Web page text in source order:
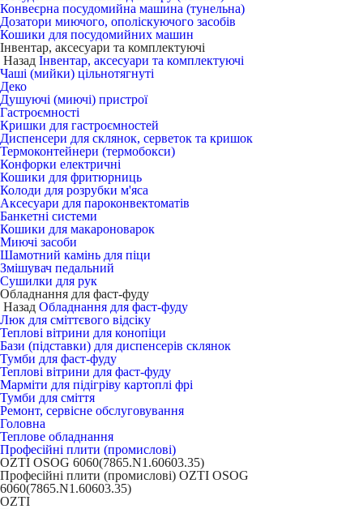
Конвеєрна посудомийна машина (тунельна)
Дозатори миючого, ополіскуючого засобів
Кошики для посудомийних машин
Інвентар, аксесуари та комплектуючі
Назад Інвентар, аксесуари та комплектуючі
Чаші (мийки) цільнотягнуті
Деко
Душуючі (миючі) пристрої
Гастроємності
Кришки для гастроємностей
Диспенсери для склянок, серветок та кришок
Термоконтейнери (термобокси)
Конфорки електричні
Кошики для фритюрниць
Колоди для розрубки м'яса
Аксесуари для пароконвектоматів
Банкетні системи
Кошики для макароноварок
Миючі засоби
Шамотний камінь для піци
Змішувач педальний
Сушилки для рук
Обладнання для фаст-фуду
Назад Обладнання для фаст-фуду
Люк для сміттєвого відсіку
Теплові вітрини для конопіци
Бази (підставки) для диспенсерів склянок
Тумби для фаст-фуду
Теплові вітрини для фаст-фуду
Марміти для підігріву картоплі фрі
Тумби для сміття
Ремонт, сервісне обслуговування
Головна
Теплове обладнання
Професійні плити (промислові)
OZTI OSOG 6060(7865.N1.60603.35)
Професійні плити (промислові) OZTI OSOG
6060(7865.N1.60603.35)
OZTI